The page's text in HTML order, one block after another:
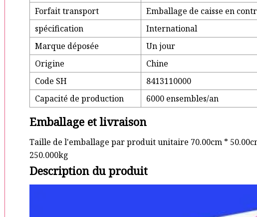
Forfait transport
Emballage de caisse en
spécification
International
Marque déposée
Un jour
Origine
Chine
Code SH
8413110000
Capacité de production
6000 ensembles/an
Emballage et livraison
Taille de l'emballage par produit unitaire 70.00cm *
250.000kg
Description du produit